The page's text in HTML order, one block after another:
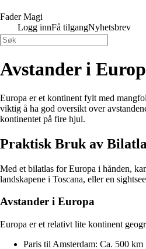
Fader Magi
Logg innFå tilgangNyhetsbrev
Avstander i
Europa er et kontinent fylt med
viktig å ha god oversikt over
kontinentet på fire hjul.
Praktisk Bruk av
Med et bilatlas for Europa i hånden,
landskapene i Toscana, eller en
Avstander i Europa
Europa er et relativt lite kontinent
Paris til Amsterdam: Ca. 500 km